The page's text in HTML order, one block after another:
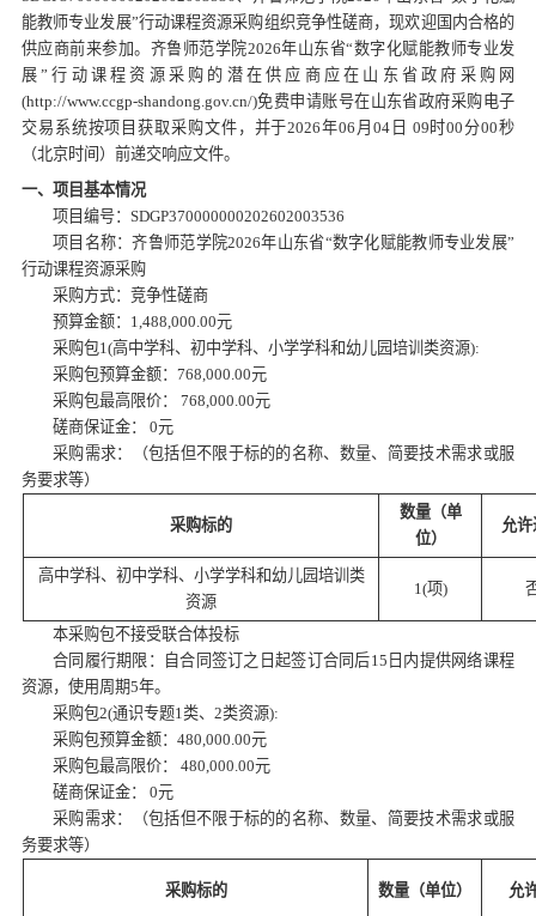
能教师专业发展”行动课程资源采购组织竞争性磋商，现欢迎国内合格的
供应商前来参加。齐鲁师范学院2026年山东省“数字化赋能教师专业发
展”行动课程资源采购的潜在供应商应在山东省政府采购网
(http://www.ccgp-shandong.gov.cn/)免费申请账号在山东省政府采购电子
交易系统按项目获取采购文件，并于2026年06月04日 09时00分00秒
（北京时间）前递交响应文件。
一、项目基本情况
项目编号： SDGP370000000202602003536
项目名称：齐鲁师范学院2026年山东省“数字化赋能教师专业发展”
行动课程资源采购
采购方式：竞争性磋商
预算金额： 1,488,000.00元
采购包1(高中学科、初中学科、小学学科和幼儿园培训类资源):
采购包预算金额： 768,000.00元
采购包最高限价：
768,000.00元
磋商保证金：
0元
采购需求：（包括但不限于标的的名称、数量、简要技术需求或服
务要求等）
采购标的
数量（单
位）
允
高中学科、初中学科、小学学科和幼儿园培训类
资源
1(项)
本采购包不接受联合体投标
合同履行期限：自合同签订之日起签订合同后15日内提供网络课程
资源，使用周期5年。
采购包2(通识专题1类、2类资源):
采购包预算金额： 480,000.00元
采购包最高限价：
480,000.00元
磋商保证金：
0元
采购需求：（包括但不限于标的的名称、数量、简要技术需求或服
务要求等）
采购标的 数量（单位） 允